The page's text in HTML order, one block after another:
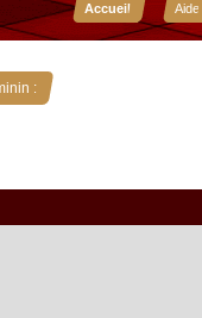
Accueil
Aide
: